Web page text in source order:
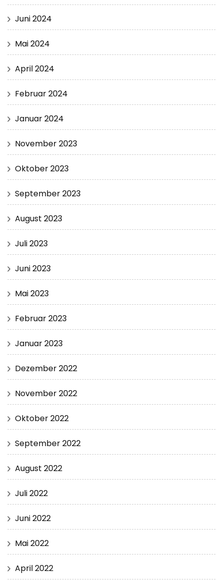
Juni 2024
Mai 2024
April 2024
Februar 2024
Januar 2024
November 2023
Oktober 2023
September 2023
August 2023
Juli 2023
Juni 2023
Mai 2023
Februar 2023
Januar 2023
Dezember 2022
November 2022
Oktober 2022
September 2022
August 2022
Juli 2022
Juni 2022
Mai 2022
April 2022